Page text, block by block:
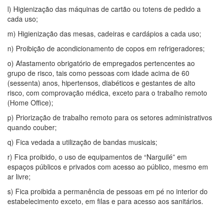
l) Higienização das máquinas de cartão ou totens de pedido a
cada uso;
m) Higienização das mesas, cadeiras e cardápios a cada uso;
n) Proibição de acondicionamento de copos em refrigeradores;
o) Afastamento obrigatório de empregados pertencentes ao
grupo de risco, tais como pessoas com idade acima de 60
(sessenta) anos, hipertensos, diabéticos e gestantes de alto
risco, com comprovação médica, exceto para o trabalho remoto
(Home Office);
p) Priorização de trabalho remoto para os setores administrativos
quando couber;
q) Fica vedada a utilização de bandas musicais;
r) Fica proibido, o uso de equipamentos de “Narguilé” em
espaços públicos e privados com acesso ao público, mesmo em
ar livre;
s) Fica proibida a permanência de pessoas em pé no interior do
estabelecimento exceto, em filas e para acesso aos sanitários.